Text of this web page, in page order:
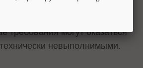
Это допустимо, если он
требования могут оказаться
невыполнимыми.